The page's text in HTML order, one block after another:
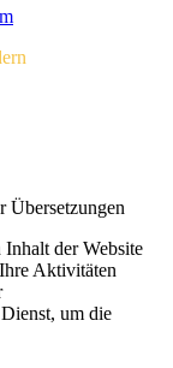
Übersetzungen
der Website
Aktivitäten
um die